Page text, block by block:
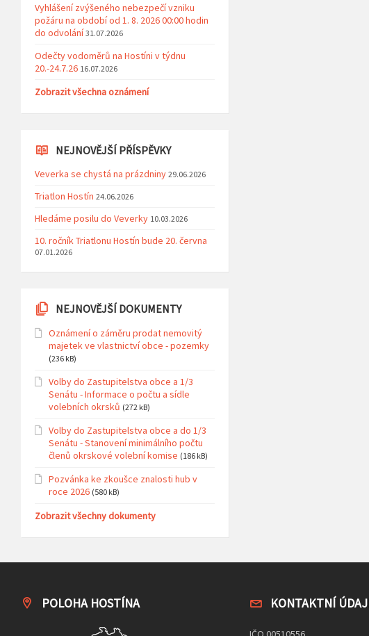
Vyhlášení zvýšeného nebezpečí vzniku
požáru na období od 1. 8. 2026 00:00 hodin
do odvolání 31.07.2026
Odečty vodoměrů na Hostíni v týdnu
20.-24.7.26 16.07.2026
Zobrazit všechna oznámení
NEJNOVĚJŠÍ PŘÍSPĚVKY
Veverka se chystá na prázdniny 29.06.2026
Triatlon Hostín 24.06.2026
Hledáme posilu do Veverky 10.03.2026
10. ročník Triatlonu Hostín bude 20. června
07.01.2026
NEJNOVĚJŠÍ DOKUMENTY
Oznámení o záměru prodat nemovitý
majetek ve vlastnictví obce - pozemky
(236 kB)
Volby do Zastupitelstva obce a 1/3
Senátu - Informace o počtu a sídle
volebních okrsků (272 kB)
Volby do Zastupitelstva obce a do 1/3
Senátu - Stanovení minimálního počtu
členů okrskové volební komise (186 kB)
Pozvánka ke zkoušce znalosti hub v
roce 2026 (580 kB)
Zobrazit všechny dokumenty
POLOHA HOSTÍNA KONTAKTNÍ